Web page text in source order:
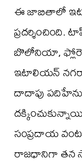
ఈ జాబితాలో
ప్రదర్శించింది.
బొలోనియా,
ఇటాలియన్
దాదాపు
సంప్రదాయ
రాజధానిగా తన